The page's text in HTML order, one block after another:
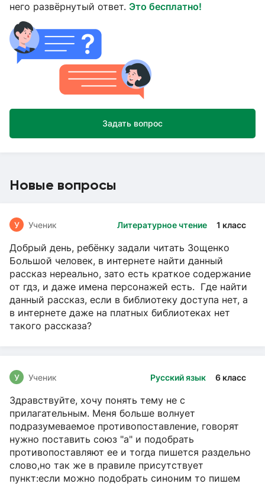
него развёрнутый ответ. Это бесплатно!
Задать вопрос
Новые вопросы
Литературное чтение 1 класс
У Ученик
Добрый день, ребёнку задали читать Зощенко
Большой человек, в интернете найти данный
рассказ нереально, зато есть краткое содержание
от гдз, и даже имена персонажей есть. Где найти
данный рассказ, если в библиотеку доступа нет, а
в интернете даже на платных библиотеках нет
такого рассказа?
Русский язык 6 класс
У Ученик
Здравствуйте, хочу понять тему не с
прилагательным. Меня больше волнует
подразумеваемое противопоставление, говорят
нужно поставить союз "а" и подобрать
противопоставляют ее и тогда пишется раздельно
слово,но так же в правиле присутствует
пункт:если можно подобрать синоним то пишем